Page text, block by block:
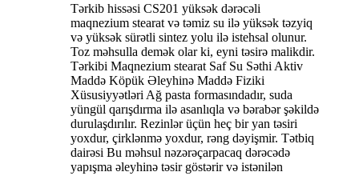
Tərkib hissəsi CS201 yüksək dərəcəli
maqnezium stearat və təmiz su ilə yüksək təzyiq
və yüksək sürətli sintez yolu ilə istehsal olunur.
Toz məhsulla demək olar ki, eyni təsirə malikdir.
Tərkibi Maqnezium stearat Saf Su Səthi Aktiv
Maddə Köpük Əleyhinə Maddə Fiziki
Xüsusiyyətləri Ağ pasta formasındadır, suda
yüngül qarışdırma ilə asanlıqla və bərabər şəkildə
durulaşdırılır. Rezinlər üçün heç bir yan təsiri
yoxdur, çirklənmə yoxdur, rəng dəyişmir. Tətbiq
dairəsi Bu məhsul nəzərəçarpacaq dərəcədə
yapışma əleyhinə təsir göstərir və istənilən